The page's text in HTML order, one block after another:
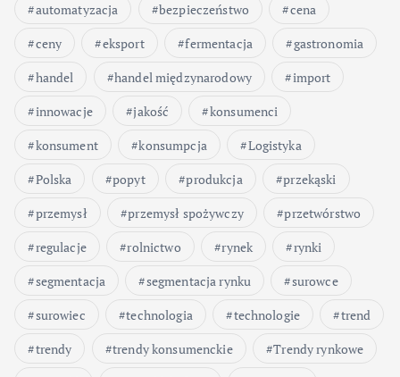
automatyzacja bezpieczeństwo
cena
ceny
eksport fermentacja
gastronomia
handel
handel międzynarodowy
import
innowacje
jakość
konsumenci
konsument
konsumpcja
Logistyka
Polska
popyt produkcja
przekąski
przemysł
przemysł spożywczy
przetwórstwo
regulacje
rolnictwo rynek
rynki
segmentacja
segmentacja rynku
surowce
surowiec
technologia technologie
trend
trendy
trendy konsumenckie
Trendy rynkowe